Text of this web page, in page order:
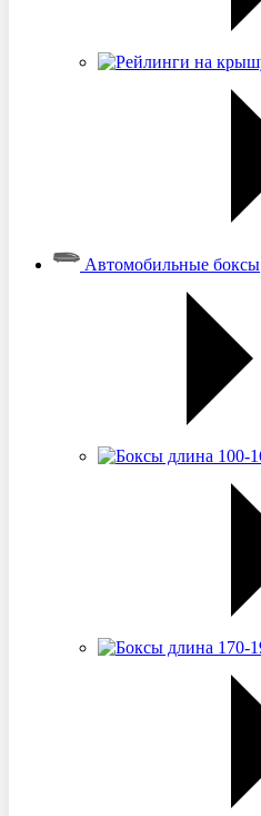
Автомобильные боксы